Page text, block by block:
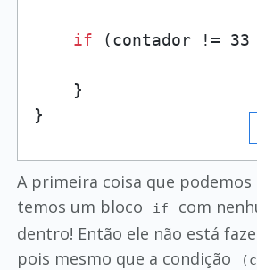
if (contador !=
    }
}
A primeira coisa que podemos
temos um bloco
if
com
dentro! Então ele não está
pois mesmo que a condição